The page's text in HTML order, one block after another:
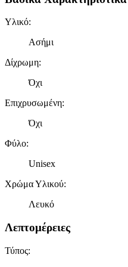
τοποθεσίας μας στους
Υλικό:
Ασήμι
Δίχρωμη:
Όχι
Επιχρυσωμένη:
Όχι
Φύλο:
Unisex
Χρώμα Υλικού:
Λευκό
Λεπτομέρειες
Τύπος: